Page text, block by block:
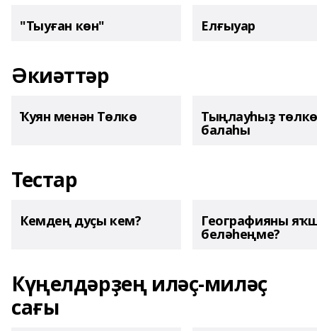
"Тыуған көн" Елғыуар
Әкиәттәр
Ҡуян менән Төлкө Тыңлауһыҙ төлкө
балаһы
Тестар
Кемдең дуҫы кем? Географияны
беләһеңме?
Күңелдәрҙең иләҫ-миләҫ
сағы